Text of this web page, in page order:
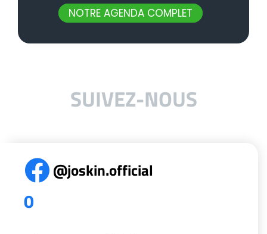
NOTRE AGENDA COMPLET
SUIVEZ-NOUS
@joskin.official
0